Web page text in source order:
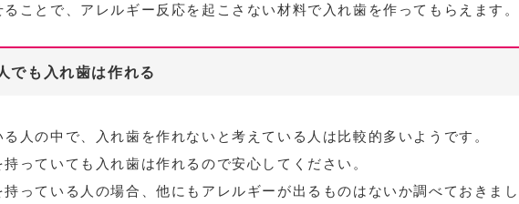
ことで、アレルギー反応を起こさない材料で入れ歯を作ってもらえます。
でも入れ歯は作れる
人の中で、入れ歯を作れないと考えている人は比較的多いようです。
っていても入れ歯は作れるので安心してください。
っている人の場合、他にもアレルギーが出るものはないか調べておきまし